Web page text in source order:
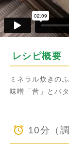
レシピ概要
ミネラル炊きの
味噌「昔」とバ
10分（